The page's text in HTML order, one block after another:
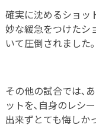
確実に沈めるショッ
妙な緩急をつけたシ
いて圧倒されました｡
その他の試合では､
ットを､自身のレシ
出来ずとても悔しか